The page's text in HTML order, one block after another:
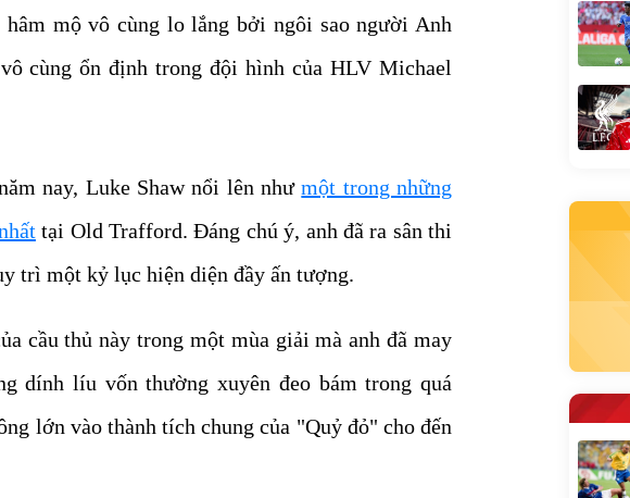
mộ vô cùng lo lắng bởi ngôi sao người Anh
cùng ổn định trong đội hình của HLV Michael
nay, Luke Shaw nổi lên nhưmột trong những
tại Old Trafford. Đáng chú ý, anh đã ra sân thi
trì một kỷ lục hiện diện đầy ấn tượng.
cầu thủ này trong một mùa giải mà anh đã may
dính líu vốn thường xuyên đeo bám trong quá
lớn vào thành tích chung của "Quỷ đỏ" cho đến